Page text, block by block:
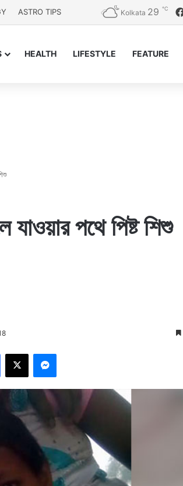
ASTRO TIPS Kolkata 29 ℃
HEALTH LIFESTYLE FEATURE
যাওয়ার পথে পিষ্ট শিশু